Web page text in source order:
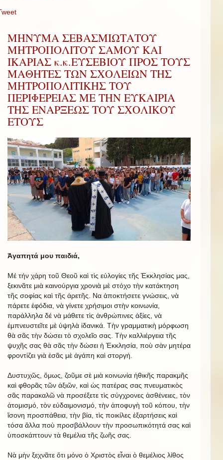
ΜΗΝΥΜΑ ΣΕΒΑΣΜΙΩΤΑΤΟΥ
ΜΗΤΡΟΠΟΛΙΤΟΥ ΣΑΜΟΥ ΚΑΙ
ΙΚΑΡΙΑΣ κ.κ.ΕΥΣΕΒΙΟΥ ΠΡΟΣ ΤΟΥΣ
ΜΑΘΗΤΕΣ ΤΩΝ ΣΧΟΛΕΙΩΝ ΤΗΣ
ΜΗΤΡΟΠΟΛΙΤΙΚΗΣ ΤΟΥ
ΠΕΡΙΦΕΡΕΙΑΣ ΜΕ ΤΗΝ ΕΥΚΑΙΡΙΑ
ΤΗΣ ΕΝΑΡΞΕΩΣ ΤΟΥ ΣΧΟΛΙΚΟΥ
ΕΤΟΥΣ
Ἀγαπητά μου παιδιά,
Μέ τήν χάρη τοῦ Θεοῦ καὶ τὶς εὐλογίες τῆς Ἐκκλησίας μας,
ξεκινᾶτε μιὰ καινούργια χρονιὰ μὲ στόχο τὴν κατάκτηση
τῆς σοφίας καὶ τῆς ἀρετῆς. Να ἀποκτήσετε γνώσεις, νὰ
πάρετε ἐφόδια, νὰ γίνετε χρήσιμοι στὴν κοινωνία,
παράλληλα δέ νὰ μάθετε τὶς ἀνθρώπινες ἀξίες, νὰ
ἐμπνευστεῖτε μὲ ὑψηλὰ ἰδανικά. Τὴν γραμματικὴ μόρφωση
θὰ σᾶς τὴν δώσει τὸ σχολεῖο σας. Τὴν καλλιέργεια τῆς
ψυχῆς σας θὰ σᾶς τὴν δώσει ἡ Ἐκκλησία, ποὺ σὰν μητέρα
φροντίζει γιὰ ἐσᾶς μὲ ἀγάπη καὶ στοργή.
Δυστυχῶς, ὅμως, ζοῦμε σὲ μιὰ κοινωνία ἠθικῆς παρακμῆς
καὶ φθορᾶς τῶν ἀξιῶν, καὶ ὡς πατέρας σας πνευματικὸς
σᾶς παρακαλῶ νὰ προσέξετε τὶς σύγχρονες ἀσθένειες, τὸν
ἀτομισμό, τὸν εὐδαιμονισμό, τὴν ἀποφυγὴ τοῦ κόπου, τὴν
ἴσονη προσπάθεια, τὴν βία, τὶς ποικίλες ἐξαρτήσεις καὶ
τόσα ἄλλα ποὺ προσβάλλουν τὴν προσωπικότητά σας καὶ
ὑποσκάπτουν τὰ θεμέλια τῆς ζωῆς σας.
Νὰ μὴν ξεχνᾶτε ὅτι μόνo ὁ Χριστὸς εἶναι ὁ θεμέλιος λίθος